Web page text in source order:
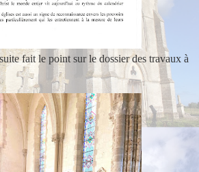
fait le point sur le dossier des travaux à